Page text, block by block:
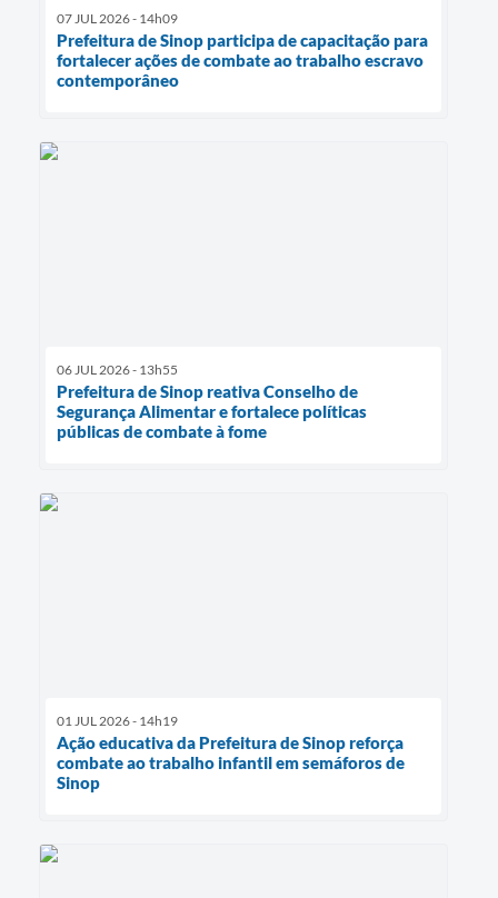
07 JUL 2026 - 14h09
Prefeitura de Sinop participa de capacitação para
fortalecer ações de combate ao trabalho escravo
contemporâneo
06 JUL 2026 - 13h55
Prefeitura de Sinop reativa Conselho de
Segurança Alimentar e fortalece políticas
públicas de combate à fome
01 JUL 2026 - 14h19
Ação educativa da Prefeitura de Sinop reforça
combate ao trabalho infantil em semáforos de
Sinop